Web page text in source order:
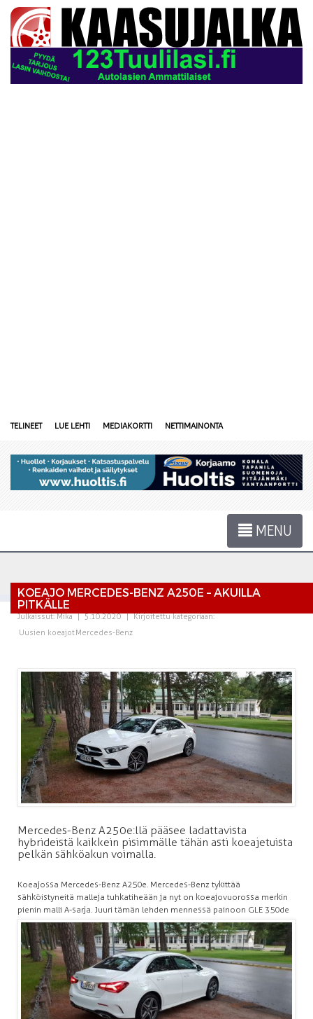
TELINEET LUE LEHTI MEDIAKORTTI NETTIMAINONTA
MENU
KOEAJO MERCEDES-BENZ A250E – AKUILLA
PITKÄLLE
Julkaissut:Mika | 5.10.2020 | Kirjoitettu kategoriaan:
Uusien koeajotMercedes-Benz
Mercedes-Benz A250e:llä pääsee ladattavista
hybrideistä kaikkein pisimmälle tähän asti koeajetuista
pelkän sähköakun voimalla.
Koeajossa Mercedes-Benz A250e. Mercedes-Benz tykittää
sähköistyneitä malleja tuhkatiheään ja nyt on koeajovuorossa merkin
pienin malli A-sarja. Juuri tämän lehden mennessä painoon GLE 350de